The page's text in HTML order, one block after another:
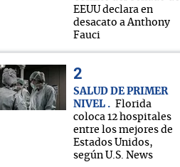
EEUU declara en
desacato a Anthony
Fauci
SALUD DE PRIMER
NIVEL
Florida
coloca 12 hospitales
entre los mejores de
Estados Unidos,
según U.S. News